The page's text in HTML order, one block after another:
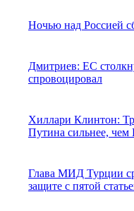
Ночью над Россией
Дмитриев: ЕС
спровоцировал
Хиллари Клинтон:
Путина сильнее, чем
Глава МИД Турции
защите с пятой